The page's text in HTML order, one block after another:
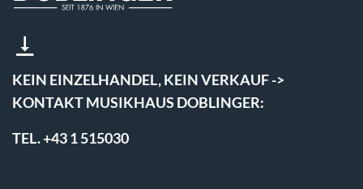
KEIN EINZELHANDEL, KEIN VERKAUF ->
KONTAKT MUSIKHAUS DOBLINGER:
TEL. +43 1 515030